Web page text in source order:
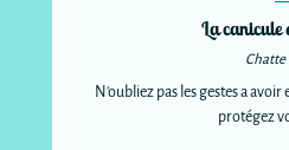
La canicule
Chatte
N'oubliez pas les gestes a avoir
protégez